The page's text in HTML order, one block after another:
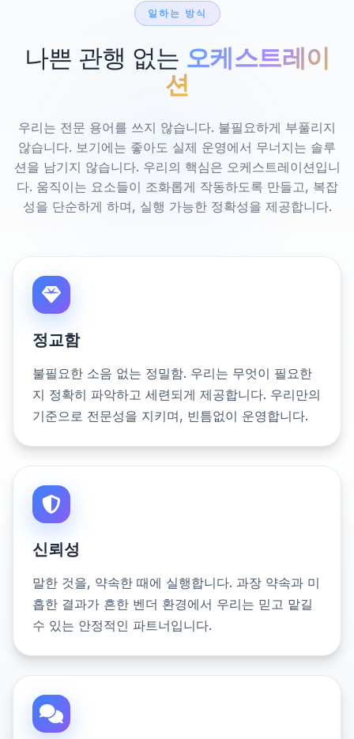
일하는 방식
나쁜 관행 없는 오케스트레이
션
우리는 전문 용어를 쓰지 않습니다. 불필요하게 부풀리지
않습니다. 보기에는 좋아도 실제 운영에서 무너지는 솔루
션을 남기지 않습니다. 우리의 핵심은 오케스트레이션입니
다. 움직이는 요소들이 조화롭게 작동하도록 만들고, 복잡
성을 단순하게 하며, 실행 가능한 정확성을 제공합니다.
정교함
불필요한 소음 없는 정밀함. 우리는 무엇이 필요한
지 정확히 파악하고 세련되게 제공합니다. 우리만의
기준으로 전문성을 지키며, 빈틈없이 운영합니다.
신뢰성
말한 것을, 약속한 때에 실행합니다. 과장 약속과 미
흡한 결과가 흔한 벤더 환경에서 우리는 믿고 맡길
수 있는 안정적인 파트너입니다.